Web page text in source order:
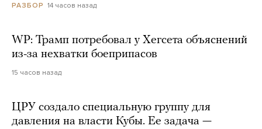
РАЗБОР 14 часов назад
WP: Трамп потребовал у Хегсета объяснений
из-за нехватки боеприпасов
15 часов назад
ЦРУ создало специальную группу для
давления на власти Кубы. Ее задача —